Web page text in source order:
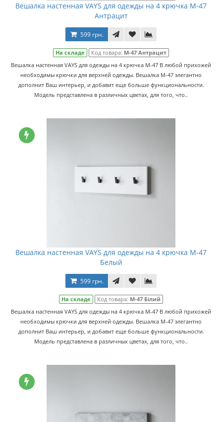
Вешалка настенная VAYS для одежды на 4 крючка M-47
Антрацит
599 грн.
На складе Код товара: M-47 Антрацит
Вешалка настенная VAYS для одежды на 4 крючка M-47 В любой прихожей
необходимы крючки для верхней одежды. Вешалка M-47 элегантно
дополнит Ваш интерьер, и добавит еще больше функциональности.
Модель представлена в различных цветах, для того, что..
Вешалка настенная VAYS для одежды на 4 крючка M-47
Белый
599 грн.
На складе Код товара: M-47 Білий
Вешалка настенная VAYS для одежды на 4 крючка M-47 В любой прихожей
необходимы крючки для верхней одежды. Вешалка M-47 элегантно
дополнит Ваш интерьер, и добавит еще больше функциональности.
Модель представлена в различных цветах, для того, что..